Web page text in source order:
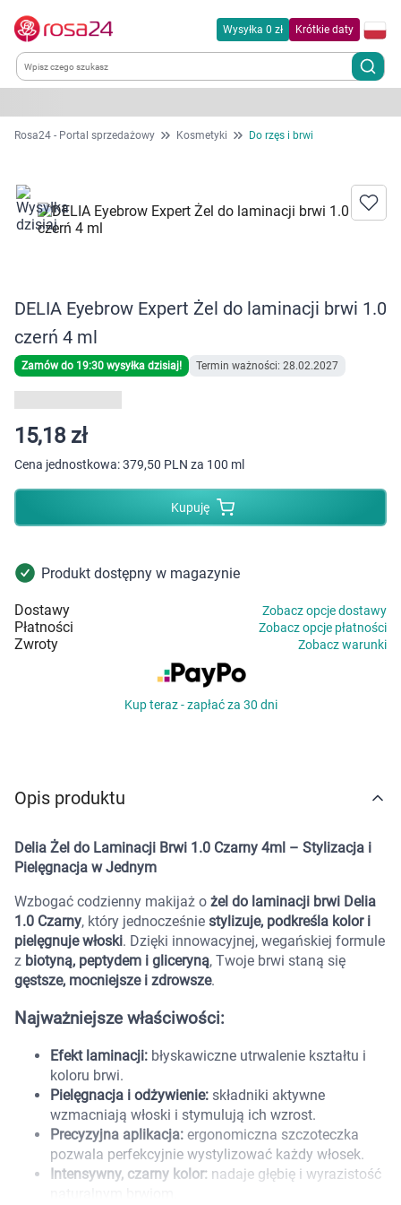
Korzystamy z plików cookies w celu
Wysyłka 0 zł Krótkie daty
Kategorie
Dla zwierząt
Zdrowie
Kobieta w ciąży i mama
Higiena
Zabawki
Rosa24 - Portal sprzedażowy Kosmetyki Do rzęs i brwi
DELIA Eyebrow Expert Żel do laminacji brwi 1.0
czerń 4 ml
Zamów do 19:30 wysyłka dzisiaj! Termin ważności: 28.02.2027
15,18 zł
Cena jednostkowa:379,50 PLN za 100 ml
Kupuję
Produkt dostępny w magazynie
Dostawy Zobacz opcje dostawy
Płatności Zobacz opcje płatności
Zwroty Zobacz warunki
Kup teraz - zapłać za 30 dni
Opis produktu
Delia Żel do Laminacji Brwi 1.0 Czarny 4ml – Stylizacja i
Pielęgnacja w Jednym
Wzbogać codzienny makijaż o żel do laminacji brwi Delia
1.0 Czarny, który jednocześnie stylizuje, podkreśla kolor i
pielęgnuje włoski. Dzięki innowacyjnej, wegańskiej formule
z biotyną, peptydem i gliceryną, Twoje brwi staną się
gęstsze, mocniejsze i zdrowsze.
Najważniejsze właściwości:
Efekt laminacji: błyskawiczne utrwalenie kształtu i
koloru brwi.
Pielęgnacja i odżywienie: składniki aktywne
wzmacniają włoski i stymulują ich wzrost.
Precyzyjna aplikacja: ergonomiczna szczoteczka
pozwala perfekcyjnie wystylizować każdy włosek.
Intensywny, czarny kolor: nadaje głębię i wyrazistość